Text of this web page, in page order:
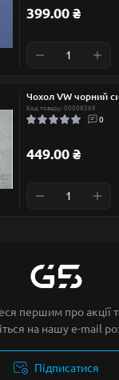
399.00 ₴
Чохол VW чорний
Код товару: 00008269
0
449.00 ₴
першим про акції
на нашу e-mail
Підписатися